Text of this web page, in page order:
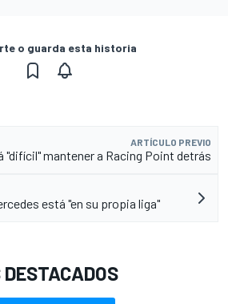
o guarda esta historia
ARTÍCULO PREVIO
"difícil" mantener a Racing Point detrás
está "en su propia liga"